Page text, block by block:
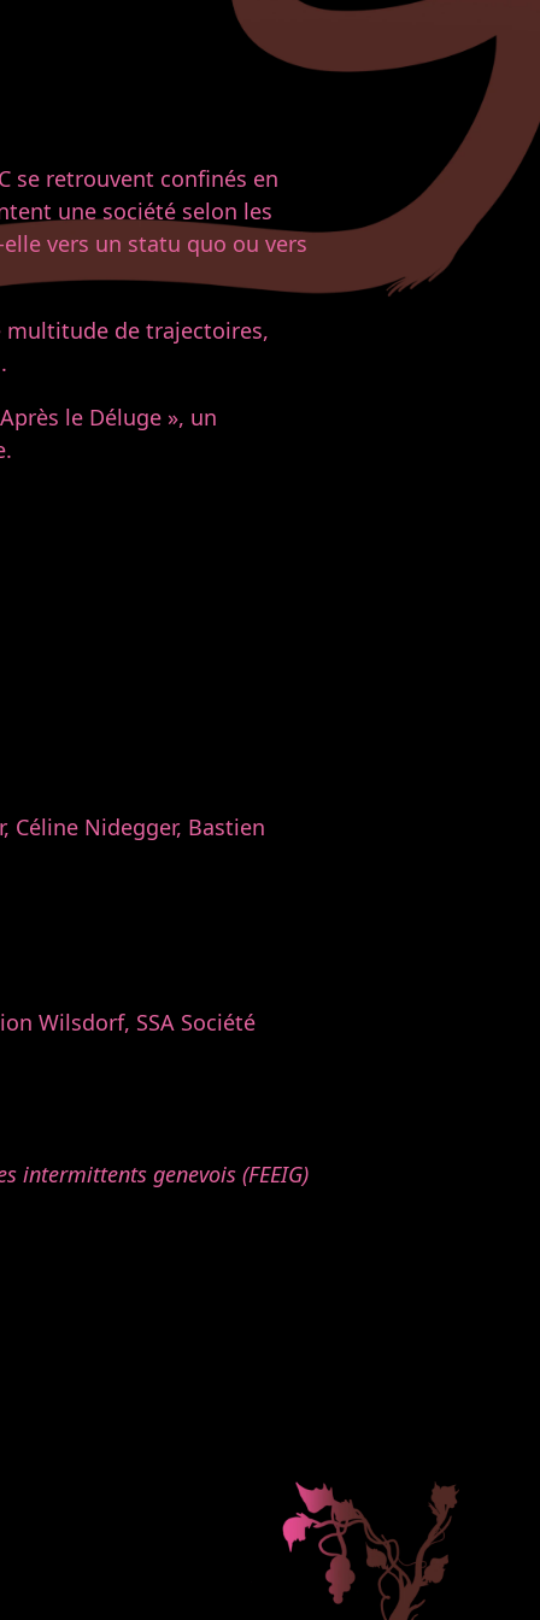
se retrouvent confinés en
une société selon les
vers un statu quo ou vers
multitude de trajectoires,
le Déluge », un
Céline Nidegger, Bastien
Wilsdorf, SSA Société
intermittents genevois (FEEIG)